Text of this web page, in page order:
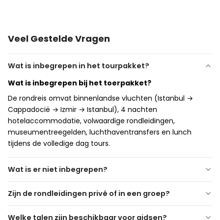
Veel Gestelde Vragen
Wat is inbegrepen in het tourpakket?
Wat is inbegrepen bij het toerpakket?
De rondreis omvat binnenlandse vluchten (Istanbul →
Cappadocië → Izmir → Istanbul), 4 nachten
hotelaccommodatie, volwaardige rondleidingen,
museumentreegelden, luchthaventransfers en lunch
tijdens de volledige dag tours.
Wat is er niet inbegrepen?
Zijn de rondleidingen privé of in een groep?
Welke talen zijn beschikbaar voor gidsen?